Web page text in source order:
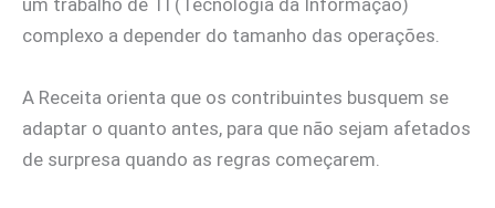
um trabalho de TI (Tecnologia da Informação)
complexo a depender do tamanho das operações.
A Receita orienta que os contribuintes busquem se
adaptar o quanto antes, para que não sejam afetados
de surpresa quando as regras começarem.